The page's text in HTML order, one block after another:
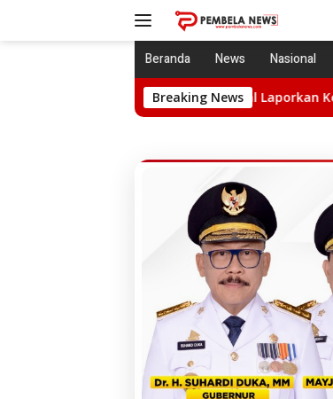
Beranda News Nasional
Breaking News
Lsm LIRA Bakal Laporkan Ke APH